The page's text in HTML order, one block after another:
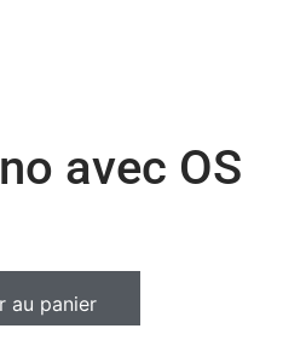
avec OS
au panier